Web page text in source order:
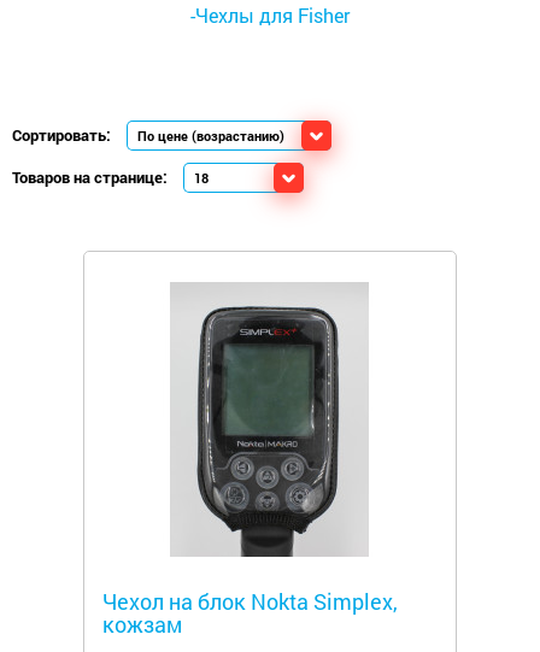
-Чехлы для Fisher
Сортировать:
Товаров на странице:
Чехол на блок Nokta Simplex,
кожзам